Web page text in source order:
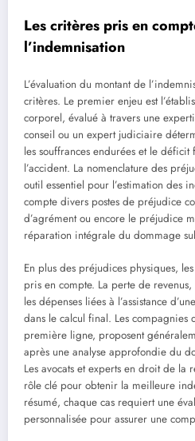
Les critères pris en
l’indemnisation
L’évaluation du montant de
critères. Le premier enjeu est
corporel, évalué à travers une
conseil ou un expert judiciaire
les souffrances endurées et le
l’accident. La nomenclature des
outil essentiel pour l’estimation des
compte divers postes de préjudice
d’agrément ou encore le préjudice
réparation intégrale du dommage
En plus des préjudices physiques,
pris en compte. La perte de
les dépenses liées à l’assistance
dans le calcul final. Les compagnies
première ligne, proposent
après une analyse approfondie du
Les avocats et experts en droit de la
rôle clé pour obtenir la meilleure
résumé, chaque cas requiert une
personnalisée pour assurer une